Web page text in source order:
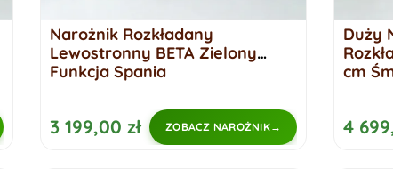
Narożnik Rozkładany
Lewostronny BETA Zielony
Funkcja Spania
3 199,00 zł ZOBACZ NAROŻNIK
Duży
cm
4